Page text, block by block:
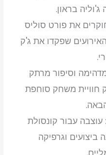
ג'וליה בראון.
את פורט סוליס
שפקדו את ג'ק
מדהימה וסיפור מרתק
חוויית משחק סוחפת
עבור קונסולת
5, ומציעה ביצועים וגרפיקה